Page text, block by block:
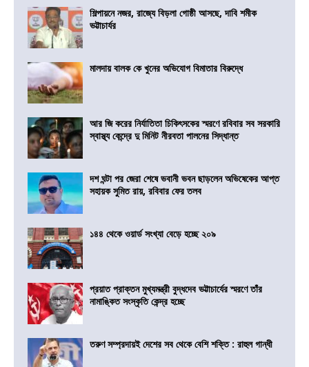
শিল্পায়নে নজর, রাজ্যে বিড়লা গোষ্ঠী আসছে, দাবি শমীক
ভট্টাচার্যর
মালদায় বালক কে খুনের অভিযোগ বিমাতার বিরুদ্ধে
আর জি করের নির্যাতিতা চিকিৎসকের স্মরণে রবিবার সব সরকারি
স্বাস্থ্য কেন্দ্রে দু মিনিট নীরবতা পালনের সিদ্ধান্ত
দশ ঘন্টা পর জেরা শেষে ভবানী ভবন ছাড়লেন অভিষেকের আপ্ত
সহায়ক সুমিত রায়, রবিবার ফের তলব
১৪৪ থেকে ওয়ার্ড সংখ্যা বেড়ে হচ্ছে ২০৯
প্রয়াত প্রাক্তন মুখ্যমন্ত্রী বুদ্ধদেব ভট্টাচার্যের স্মরণে তাঁর
নামাঙ্কিত সংস্কৃতি কেন্দ্র হচ্ছে
তরুণ সম্প্রদায়ই দেশের সব থেকে বেশি শক্তি : রাহুল গান্ধী